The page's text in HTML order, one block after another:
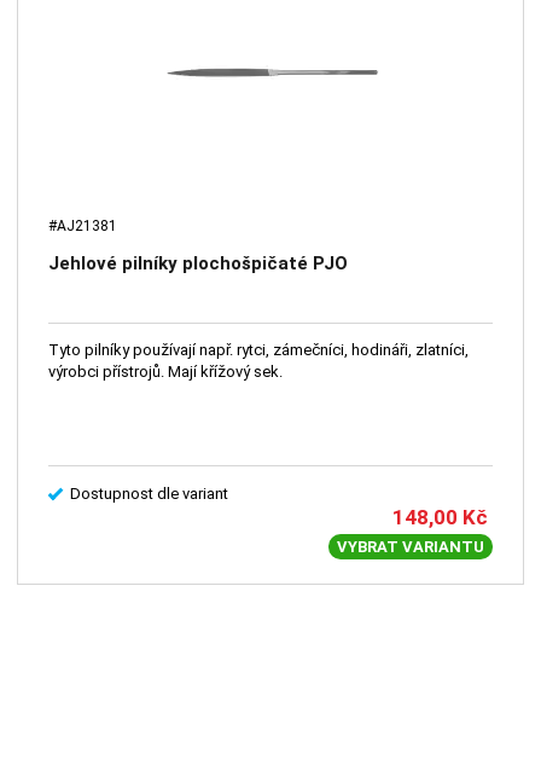
#AJ21381
Jehlové pilníky plochošpičaté PJO
Tyto pilníky používají např. rytci, zámečníci, hodináři, zlatníci,
výrobci přístrojů. Mají křížový sek.
Dostupnost dle variant
148,00 Kč
VYBRAT VARIANTU